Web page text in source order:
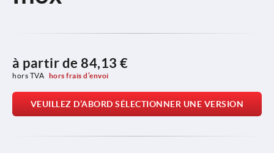
à partir de 84,13 €
hors TVA hors frais d’envoi
VEUILLEZ D’ABORD SÉLECTIONNER UNE VERSION